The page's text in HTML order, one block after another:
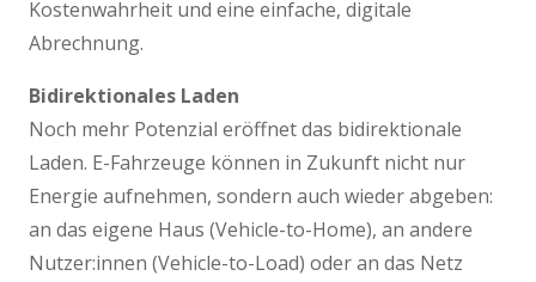
Kostenwahrheit und eine einfache, digitale
Abrechnung.
Bidirektionales Laden
Noch mehr Potenzial eröffnet das bidirektionale
Laden. E-Fahrzeuge können in Zukunft nicht nur
Energie aufnehmen, sondern auch wieder abgeben:
an das eigene Haus (Vehicle-to-Home), an andere
Nutzer:innen (Vehicle-to-Load) oder an das Netz